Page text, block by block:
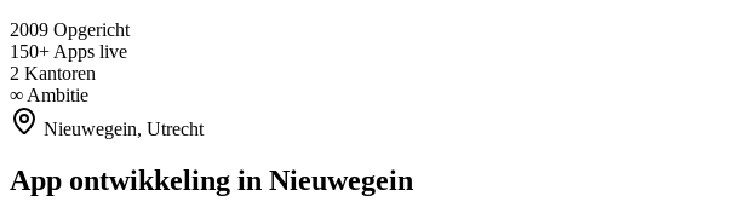
2009 Opgericht
150+ Apps live
2 Kantoren
∞ Ambitie
Nieuwegein, Utrecht
App ontwikkeling in Nieuwegein